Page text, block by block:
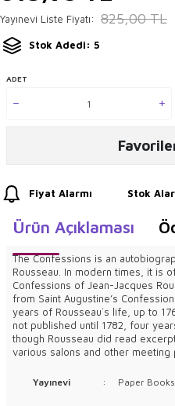
Yayınevi Liste Fiyatı: 825,00TL
Stok Adedi: 5
ADET
Fiyat Alarmı Stok
Ürün Açıklaması
The Confessions is an
Rousseau. In modern times, it is
Confessions of Jean-Jacques
from Saint Augustine’s
years of Rousseau`s life, up to
not published until 1782, four
though Rousseau did read
various salons and other meeting
Yayınevi : Paper Books